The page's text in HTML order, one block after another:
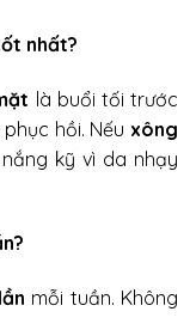
nhất?
là buổi tối trước
hồi. Nếu xông
kỹ vì da nhạy
mỗi tuần. Không